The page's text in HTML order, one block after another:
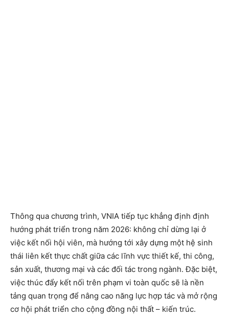
Thông qua chương trình, VNIA tiếp tục khẳng định định
hướng phát triển trong năm 2026: không chỉ dừng lại ở
việc kết nối hội viên, mà hướng tới xây dựng một hệ sinh
thái liên kết thực chất giữa các lĩnh vực thiết kế, thi công,
sản xuất, thương mại và các đối tác trong ngành. Đặc biệt,
việc thúc đẩy kết nối trên phạm vi toàn quốc sẽ là nền
tảng quan trọng để nâng cao năng lực hợp tác và mở rộng
cơ hội phát triển cho cộng đồng nội thất – kiến trúc.